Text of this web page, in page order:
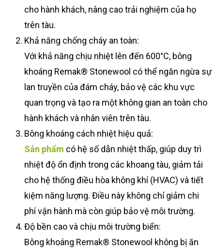
cho hành khách, nâng cao trải nghiệm của họ
trên tàu.
Khả năng chống cháy an toàn:
Với khả năng chịu nhiệt lên đến 600°C, bông
khoáng Remak® Stonewool có thể ngăn ngừa sự
lan truyền của đám cháy, bảo vệ các khu vực
quan trọng và tạo ra một không gian an toàn cho
hành khách và nhân viên trên tàu.
Bông khoáng cách nhiệt hiệu quả:
Sản phẩm có hệ số dẫn nhiệt thấp, giúp duy trì
nhiệt độ ổn định trong các khoang tàu, giảm tải
cho hệ thống điều hòa không khí (HVAC) và tiết
kiệm năng lượng. Điều này không chỉ giảm chi
phí vận hành mà còn giúp bảo vệ môi trường.
Độ bền cao và chịu môi trường biển:
Bông khoáng Remak® Stonewool không bị ăn